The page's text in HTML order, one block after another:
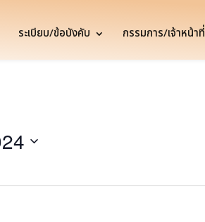
ระเบียบ/ข้อบังคับ กรรมการ/เจ้าหน้าที่